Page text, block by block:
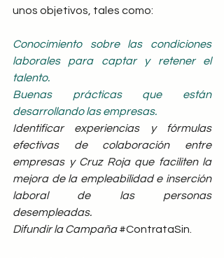
unos objetivos, tales como:
Conocimiento sobre las condiciones
laborales para captar y retener el
talento.
Buenas prácticas que están
desarrollando las empresas.
Identificar experiencias y fórmulas
efectivas de colaboración entre
empresas y Cruz Roja que faciliten la
mejora de la empleabilidad e inserción
laboral de las personas
desempleadas.
Difundir la Campaña #ContrataSin